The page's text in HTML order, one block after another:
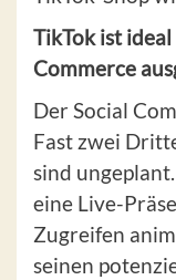
TikTok ist
Commerce
Der Social
Fast zwei
sind
eine Live-
Zugreifen
seinen